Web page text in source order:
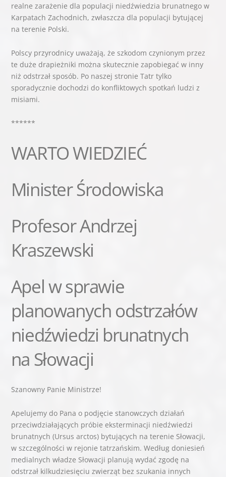
realne zarażenie dla populacji niedźwiedzia brunatnego w
Karpatach Zachodnich, zwłaszcza dla populacji bytującej
na terenie Polski.
Polscy przyrodnicy uważają, że szkodom czynionym przez
te duże drapieżniki można skutecznie zapobiegać w inny
niż odstrzał sposób. Po naszej stronie Tatr tylko
sporadycznie dochodzi do konfliktowych spotkań ludzi z
misiami.
******
WARTO WIEDZIEĆ
Minister Środowiska
Profesor Andrzej
Kraszewski
Apel w sprawie
planowanych odstrzałów
niedźwiedzi brunatnych
na Słowacji
Szanowny Panie Ministrze!
Apelujemy do Pana o podjęcie stanowczych działań
przeciwdziałających próbie eksterminacji niedźwiedzi
brunatnych (Ursus arctos) bytujących na terenie Słowacji,
w szczególności w rejonie tatrzańskim. Według doniesień
medialnych władze Słowacji planują wydać zgodę na
odstrzał kilkudziesięciu zwierząt bez szukania innych